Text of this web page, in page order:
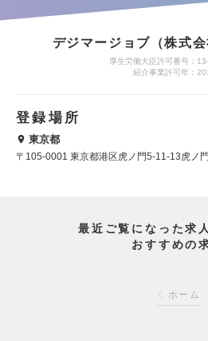
デジマージョブ（株式会
厚生労働大臣許可番号：
紹介事業許可年：
登録場所
東京都
〒105-0001 東京都港区虎ノ門5-11-13虎ノ
最近ご覧になった求
おすすめの
ホーム